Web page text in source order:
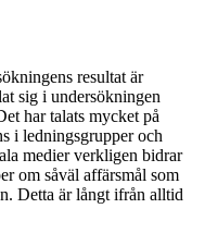
resultat är
sig i undersökningen
har talats mycket på
i ledningsgrupper och
medier verkligen bidrar
om såväl affärsmål som
Detta är långt ifrån alltid